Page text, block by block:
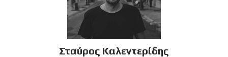
Σταύρος Καλεντερίδης